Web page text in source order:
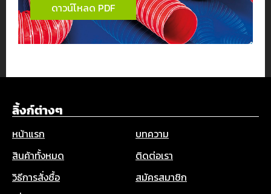
ดาวน์โหลด PDF
ลิ้งก์ต่างๆ
หน้าแรก
บทความ
สินค้าทั้งหมด
ติดต่อเรา
วิธีการสั่งซื้อ
สมัครสมาชิก